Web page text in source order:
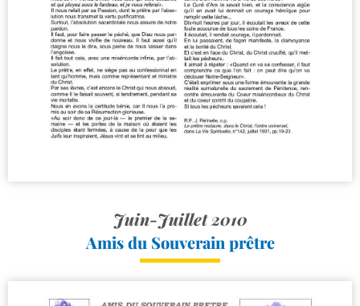
Juin-Juillet 2010
Amis du Souverain prêtre